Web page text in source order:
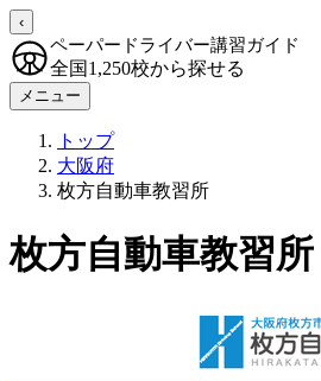
‹
ペーパードライバー講習ガイド
全国1,250校から探せる
メニュー
トップ
大阪府
枚方自動車教習所
枚方自動車教習所